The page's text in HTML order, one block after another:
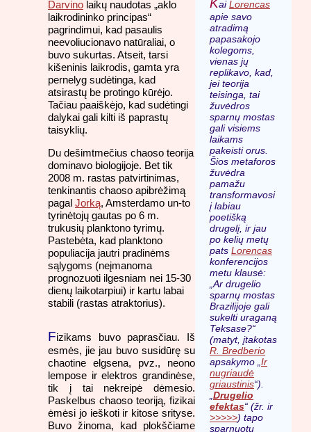
KaiLorencas
apie savo
atradimą
papasakojo
kolegoms,
vienas jų
replikavo, kad,
jei teorija
teisinga, tai
žuvėdros
sparnų mostas
gali visiems
laikams
pakeisti orus.
Šios metaforos
žuvėdra
pamažu
transformavosi
į labiau
poetišką
drugelį, ir jau
po kelių metų
pats Lorencas
konferencijos
metu klausė:
„Ar drugelio
sparnų mostas
Brazilijoje gali
sukelti uraganą
Teksase?“
(matyt, įtakotas
R. Bredberio
apsakymo „Ir
nugriaudė
griaustinis“).
„Drugelio
efektas“ (žr. ir
>>>>>) tapo
sparnuotu
Darvino laikų naudotas „aklo
laikrodininko principas“
pagrindimui, kad pasaulis
neevoliucionavo natūraliai, o
buvo sukurtas. Atseit, tarsi
kišeninis laikrodis, gamta yra
pernelyg sudėtinga, kad
atsirastų be protingo kūrėjo.
Tačiau paaiškėjo, kad sudėtingi
dalykai gali kilti iš paprastų
taisyklių.
Du dešimtmečius chaoso teorija
dominavo biologijoje. Bet tik
2008 m. rastas patvirtinimas,
tenkinantis chaoso apibrėžimą
pagal Jorką, Amsterdamo un-to
tyrinėtojų gautas po 6 m.
trukusių planktono tyrimų.
Pastebėta, kad planktono
populiacija jautri pradinėms
sąlygoms (neįmanoma
prognozuoti ilgesniam nei 15-30
dienų laikotarpiui) ir kartu labai
stabili (rastas atraktorius).
Fizikams buvo paprasčiau. Iš
esmės, jie jau buvo susidūrę su
chaotine elgsena, pvz., neono
lempose ir elektros grandinėse,
tik į tai nekreipė dėmesio.
Paskelbus chaoso teoriją, fizikai
ėmėsi jo ieškoti ir kitose srityse.
Buvo žinoma, kad plokščiame